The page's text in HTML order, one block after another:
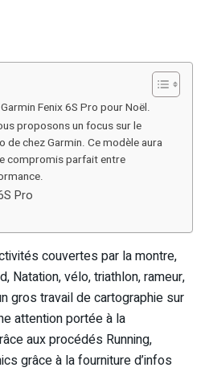
Fenix 6S Pro pour Noël.
proposons un focus sur le
de chez Garmin. Ce modèle aura
compromis parfait entre
Pro
couvertes par la montre,
Natation, vélo, triathlon, rameur,
gros travail de cartographie sur
attention portée à la
aux procédés Running,
grâce à la fourniture d’infos